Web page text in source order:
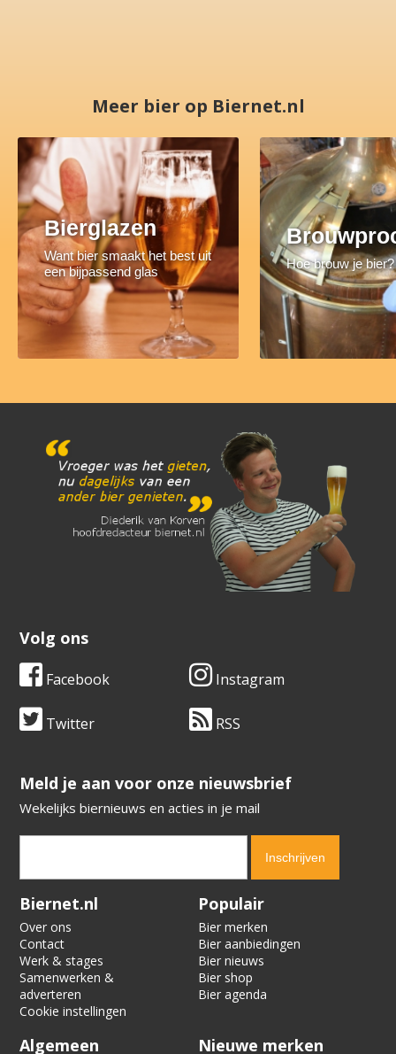
Meer bier op Biernet.nl
Bierglazen
Want bier smaakt het best uit
een bijpassend glas
Hoe brouw je bier?
Volg ons
Facebook Instagram
Twitter RSS
​​​​​​​Meld je aan voor onze nieuwsbrief
Wekelijks biernieuws en acties in je mail
Verification code:
Biernet.nl
Over ons
Contact
Werk & stages
Samenwerken &
adverteren
Cookie instellingen
Populair
Bier merken
Bier aanbiedingen
Bier nieuws
Bier shop
Bier agenda
Algemeen Nieuwe merken